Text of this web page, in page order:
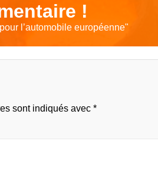
!
l’automobile européenne"
sont indiqués avec *